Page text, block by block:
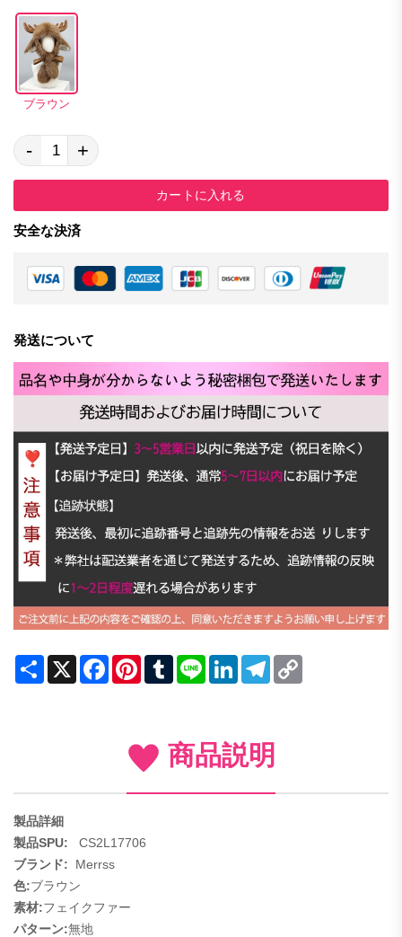
ブラウン
- +
カートに入れる
安全な決済
発送について
Share X FacebookPinterestTumblrLine LinkedInTelegram
商品説明
製品詳細
製品SPU:
CS2L17706
ブランド:
Merrss
色:ブラウン
素材:フェイクファー
パターン:無地